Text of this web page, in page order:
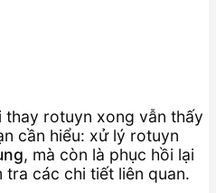
thay rotuyn xong vẫn thấy
cần hiểu: xử lý rotuyn
, mà còn là phục hồi lại
các chi tiết liên quan.